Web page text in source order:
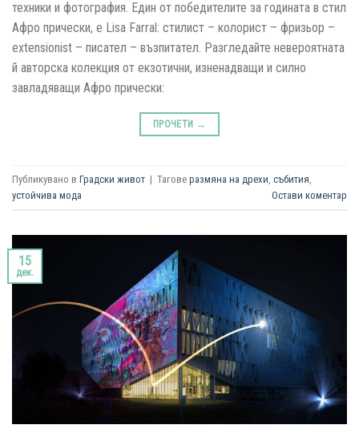
техники и фотография. Един от победителите за годината в стил
Афро прически, е Lisa Farral: стилист – колорист – фризьор –
extensionist – писател – възпитател. Разгледайте невероятната
й авторска колекция от екзотични, изненадващи и силно
завладяващи Афро прически:
ПРОЧЕТИ →
Публикувано в Градски живот | Тагове размяна на дрехи събития
устойчива мода
Остави коментар
15
дек.